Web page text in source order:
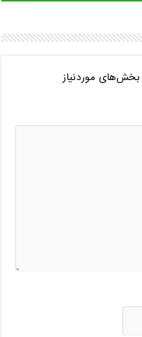
بخش‌های موردنیاز